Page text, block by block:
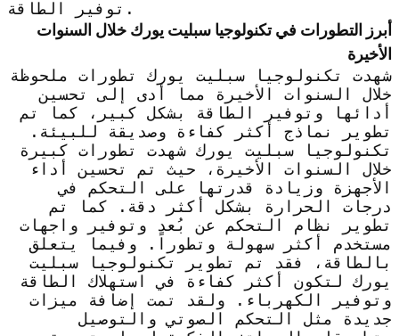
توفير الطاقة.
أبرز التطورات في تكنولوجيا سبليت يورك خلال السنوات
الأخيرة
شهدت تكنولوجيا سبليت يورك تطورات ملحوظة
خلال السنوات الأخيرة مما أدى إلى تحسين
أدائها وتوفير الطاقة بشكل كبير، كما تم
تطوير نماذج أكثر كفاءة وصديقة للبيئة.
تكنولوجيا سبليت يورك شهدت تطورات كبيرة
خلال السنوات الأخيرة، حيث تم تحسين أداء
الأجهزة وزيادة قدرتها على التحكم في
درجات الحرارة بشكل أكثر دقة. كما تم
تطوير نظام التحكم عن بُعد وتوفير واجهات
مستخدم أكثر سهولة وتطوراً. وفيما يتعلق
بالطاقة، فقد تم تطوير تكنولوجيا سبليت
يورك لتكون أكثر كفاءة في استهلاك الطاقة
وتوفير الكهرباء. ولقد تمت إضافة ميزات
جديدة مثل التحكم الصوتي والتوصيل